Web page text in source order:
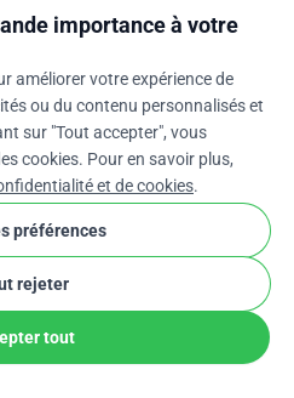
le montant du pourboire à l'aide
personnalisé ci-dessous.
importance à votre
améliorer votre expérience de
ou du contenu personnalisés et
sur "Tout accepter", vous
cookies. Pour en savoir plus,
et de cookies.
préférences
rejeter
tout